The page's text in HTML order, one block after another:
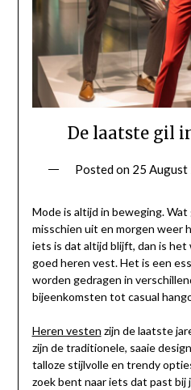
De laatste gil
Posted on 25 August
Mode is altijd in beweging.
misschien uit en morgen weer
iets is dat altijd blijft, dan is het
goed heren vest. Het is een
worden gedragen in
bijeenkomsten tot casual
Heren vesten zijn de laatste
zijn de traditionele, saaie
talloze stijlvolle en trendy
zoek bent naar iets dat past bij